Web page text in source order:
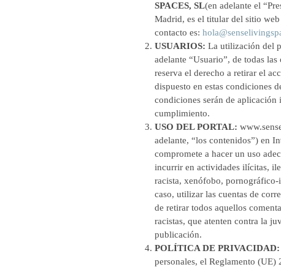
SPACES, SL(en adelante el
Madrid, es el titular del sitio
contacto es:
USUARIOS: La utilización del
adelante “Usuario”, de todas
reserva el derecho a retirar el
dispuesto en estas condiciones
condiciones serán de aplicación
cumplimiento.
USO DEL PORTAL:
adelante, “los contenidos”) en
compromete a hacer un uso
incurrir en actividades ilícitas,
racista, xenófobo, pornográfico-
caso, utilizar las cuentas de
de retirar todos aquellos
racistas, que atenten contra la
publicación.
POLÍTICA DE PRIVACIDAD:
personales, el Reglamento